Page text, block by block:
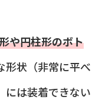
や円柱形のボト
形状（非常に平べ
には装着できない